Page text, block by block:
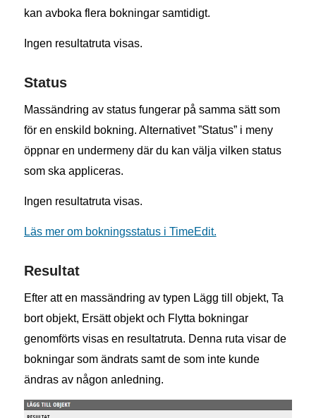
kan avboka flera bokningar samtidigt.
Ingen resultatruta visas.
Status
Massändring av status fungerar på samma sätt som
för en enskild bokning. Alternativet ”Status” i meny
öppnar en undermeny där du kan välja vilken status
som ska appliceras.
Ingen resultatruta visas.
Läs mer om bokningsstatus i TimeEdit.
Resultat
Efter att en massändring av typen Lägg till objekt, Ta
bort objekt, Ersätt objekt och Flytta bokningar
genomförts visas en resultatruta. Denna ruta visar de
bokningar som ändrats samt de som inte kunde
ändras av någon anledning.